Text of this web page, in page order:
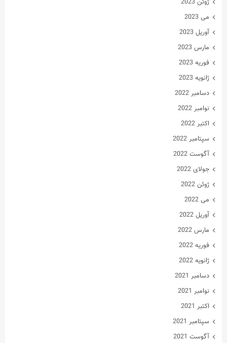
می 2023
آوریل 2023
مارس 2023
فوریه 2023
ژانویه 2023
دسامبر 2022
نوامبر 2022
اکتبر 2022
سپتامبر 2022
آگوست 2022
جولای 2022
ژوئن 2022
می 2022
آوریل 2022
مارس 2022
فوریه 2022
ژانویه 2022
دسامبر 2021
نوامبر 2021
اکتبر 2021
سپتامبر 2021
آگوست 2021